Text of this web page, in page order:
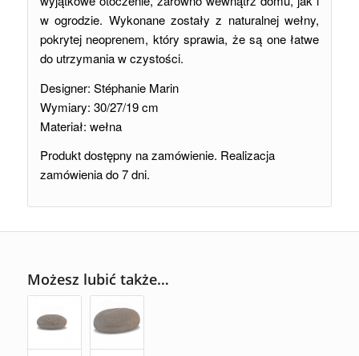
w ogrodzie. Wykonane zostały z naturalnej wełny,
pokrytej neoprenem, który sprawia, że są one łatwe
do utrzymania w czystości.
Designer: Stéphanie Marin
Wymiary: 30/27/19 cm
Materiał: wełna
Produkt dostępny na zamówienie. Realizacja
zamówienia do 7 dni.
Możesz lubić także…